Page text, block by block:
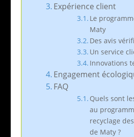
Expérience client
Le
Maty
Des avis
Un service
Innovations
Engagement
FAQ
Quels sont
au
recyclage
de Maty ?